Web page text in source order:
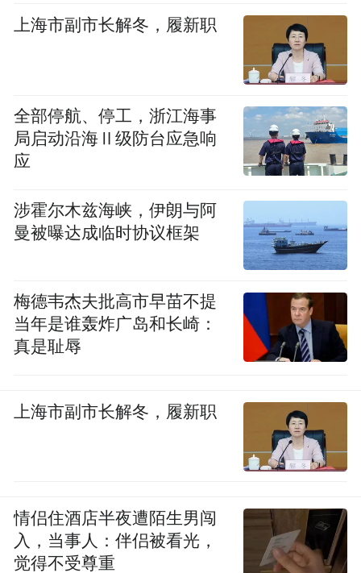
居民从楼顶穿行
事实上，楼顶通行的安全隐患早有警示。记
者了解到，古五社区今年5月4日就张贴了公
告，明确严禁人员从顶楼穿行。
公告称，顶楼并非人行通道，缺少护栏和照
明，存在踏空、绊倒等重大风险，尤其威胁
老人和儿童安全，并要求物业加强巡查劝
阻。
上海市副市长解冬，履新职
全部停航、停工，浙江海事
局启动沿海Ⅱ级防台应急响
应
涉霍尔木兹海峡，伊朗与阿
曼被曝达成临时协议框架
梅德韦杰夫批高市早苗不提
当年是谁轰炸广岛和长崎：
真是耻辱
上海市副市长解冬，履新职
情侣住酒店半夜遭陌生男闯
入，当事人：伴侣被看光，
觉得不受尊重